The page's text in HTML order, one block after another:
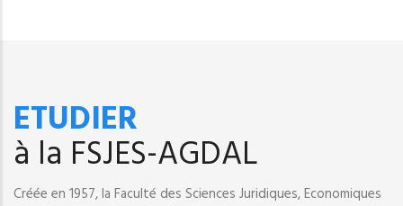
ETUDIER
à la FSJES-AGDAL
Créée en 1957, la Faculté des Sciences Juridiques, Economiques